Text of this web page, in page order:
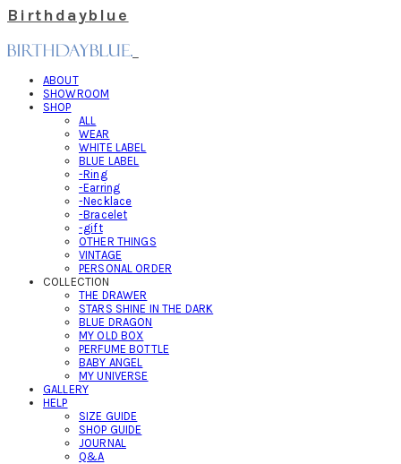
Birthdayblue
ABOUT
SHOWROOM
SHOP
ALL
WEAR
WHITE LABEL
BLUE LABEL
-Ring
-Earring
-Necklace
-Bracelet
-gift
OTHER THINGS
VINTAGE
PERSONAL ORDER
COLLECTION
THE DRAWER
STARS SHINE IN THE DARK
BLUE DRAGON
MY OLD BOX
PERFUME BOTTLE
BABY ANGEL
MY UNIVERSE
GALLERY
HELP
SIZE GUIDE
SHOP GUIDE
JOURNAL
Q&A